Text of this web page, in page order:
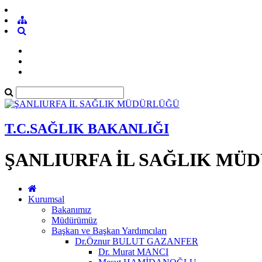
T.C.SAĞLIK BAKANLIĞI
ŞANLIURFA İL SAĞLIK
Kurumsal
Bakanımız
Müdürümüz
Başkan ve Başkan Yardımcıları
Dr.Öznur BULUT GAZANFER
Dr. Murat MANCI